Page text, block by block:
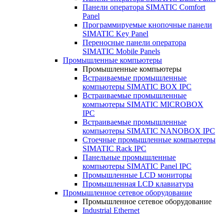
Панели оператора SIMATIC Comfort
Panel
Программируемые кнопочные панели
SIMATIC Key Panel
Переносные панели оператора
SIMATIC Mobile Panels
Промышленные компьютеры
Промышленные компьютеры
Встраиваемые промышленные
компьютеры SIMATIC BOX IPC
Встраиваемые промышленные
компьютеры SIMATIC MICROBOX
IPC
Встраиваемые промышленные
компьютеры SIMATIC NANOBOX IPC
Стоечные промышленные компьютеры
SIMATIC Rack IPC
Панельные промышленные
компьютеры SIMATIC Panel IPC
Промышленные LCD мониторы
Промышленная LCD клавиатура
Промышленное сетевое оборудование
Промышленное сетевое оборудование
Industrial Ethernet